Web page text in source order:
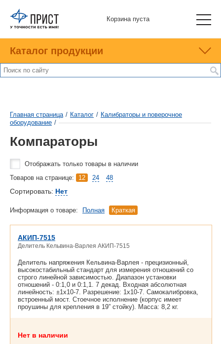
Корзина пуста
Каталог продукции
Главная страница / Каталог / Калибраторы и поверочное
оборудование /
Компараторы
Отображать только товары в наличии
Товаров на странице:
12 24 48
Сортировать: Нет
Информация о товаре: Полная Краткая
АКИП-7515
Делитель Кельвина-Варлея АКИП-7515
Делитель напряжения Кельвина-Варлея - прецизионный,
высокостабильный стандарт для измерения отношений со
строго линейной зависимостью. Диапазон установки
отношений - 0:1,0 и 0:1,1. 7 декад. Входная абсолютная
линейность: ±1х10-7. Разрешение: 1х10-7. Cамокалибровка,
встроенный мост. Стоечное исполнение (корпус имеет
проушины для крепления в 19” стойку). Масса: 8,2 кг.
Нет в наличии